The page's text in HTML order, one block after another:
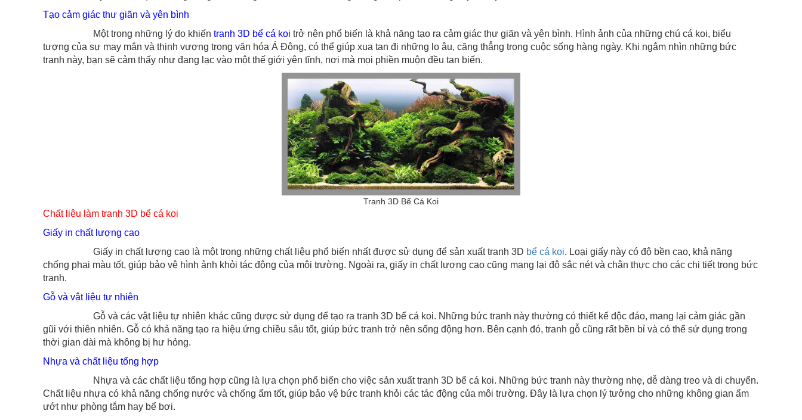
Tạo cảm giác thư giãn và yên bình
Một trong những lý do khiến tranh 3D bể cá koi trở nên phổ biến là khả năng tạo ra cảm giác thư giãn và yên bình. Hình ảnh của những chú cá koi, biểu
tượng của sự may mắn và thịnh vượng trong văn hóa Á Đông, có thể giúp xua tan đi những lo âu, căng thẳng trong cuộc sống hàng ngày. Khi ngắm nhìn những bức
tranh này, bạn sẽ cảm thấy như đang lạc vào một thế giới yên tĩnh, nơi mà mọi phiền muộn đều tan biến.
Tranh 3D Bể Cá Koi
Chất liệu làm tranh 3D bể cá koi
Giấy in chất lượng cao
Giấy in chất lượng cao là một trong những chất liệu phổ biến nhất được sử dụng để sản xuất tranh 3D bể cá koi. Loại giấy này có độ bền cao, khả năng
chống phai màu tốt, giúp bảo vệ hình ảnh khỏi tác động của môi trường. Ngoài ra, giấy in chất lượng cao cũng mang lại độ sắc nét và chân thực cho các chi tiết trong bức
tranh.
Gỗ và vật liệu tự nhiên
Gỗ và các vật liệu tự nhiên khác cũng được sử dụng để tạo ra tranh 3D bể cá koi. Những bức tranh này thường có thiết kế độc đáo, mang lại cảm giác gần
gũi với thiên nhiên. Gỗ có khả năng tạo ra hiệu ứng chiều sâu tốt, giúp bức tranh trở nên sống động hơn. Bên cạnh đó, tranh gỗ cũng rất bền bỉ và có thể sử dụng trong
thời gian dài mà không bị hư hỏng.
Nhựa và chất liệu tổng hợp
Nhựa và các chất liệu tổng hợp cũng là lựa chọn phổ biến cho việc sản xuất tranh 3D bể cá koi. Những bức tranh này thường nhẹ, dễ dàng treo và di chuyển.
Chất liệu nhựa có khả năng chống nước và chống ẩm tốt, giúp bảo vệ bức tranh khỏi các tác động của môi trường. Đây là lựa chọn lý tưởng cho những không gian ẩm
ướt như phòng tắm hay bể bơi.